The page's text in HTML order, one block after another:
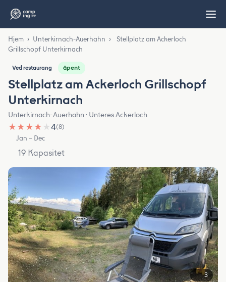
Hjem › Unterkirnach-Auerhahn ›
Stellplatz am Ackerloch
Grillschopf Unterkirnach
Ved restaurang åpent
Stellplatz am Ackerloch Grillschopf
Unterkirnach
Unterkirnach-Auerhahn · Unteres Ackerloch
★ ★ ★ ★ ★4(8)
Jan – Dec
19 Kapasitet
3